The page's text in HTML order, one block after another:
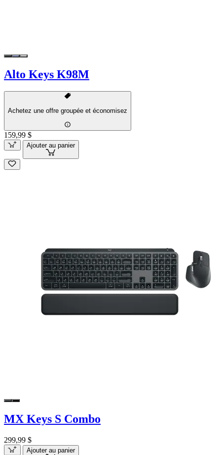
Alto Keys K98M
Achetez une offre groupée et économisez
159,99 $
Ajouter au panier
MX Keys S Combo
299,99 $
Ajouter au panier